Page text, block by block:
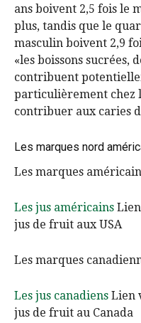
ans boivent 2,5 fois le
plus, tandis que le
masculin boivent 2,9
«les boissons sucrées,
contribuent
particulièrement chez
contribuer aux caries
Les marques nord
Les marques
Les jus américains
jus de fruit aux USA
Les marques
Les jus canadiens Lien
jus de fruit au Canada